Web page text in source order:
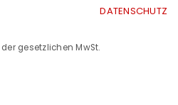
|DATENSCHUTZ
der gesetzlichen MwSt.